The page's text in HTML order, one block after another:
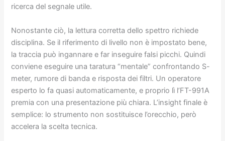
ricerca del segnale utile.
Nonostante ciò, la lettura corretta dello spettro richiede
disciplina. Se il riferimento di livello non è impostato bene,
la traccia può ingannare e far inseguire falsi picchi. Quindi
conviene eseguire una taratura “mentale” confrontando S-
meter, rumore di banda e risposta dei filtri. Un operatore
esperto lo fa quasi automaticamente, e proprio lì l’FT-991A
premia con una presentazione più chiara. L’insight finale è
semplice: lo strumento non sostituisce l’orecchio, però
accelera la scelta tecnica.